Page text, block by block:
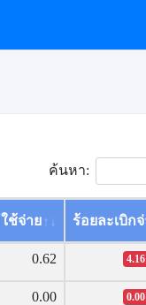
ค้นหา:
ใช้จ่าย ร้อยละเบิก
0.62
0.00